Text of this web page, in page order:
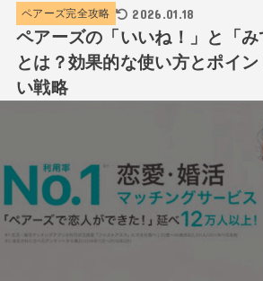
ペアーズ完全攻略 2026.01.18
ペアーズの「いいね！」と「
とは？効果的な使い方とポイ
い戦略